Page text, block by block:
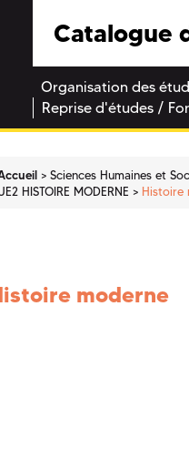
Catalogue
Organisation des
Reprise d'études /
Sciences Humaines et
HISTOIRE MODERNE
Histoire
moderne